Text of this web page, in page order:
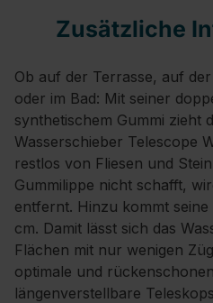
Zusätzliche
Ob auf der Terrasse, auf
oder im Bad: Mit seiner
synthetischem Gummi zieht
Wasserschieber Telescope
restlos von Fliesen und
Gummilippe nicht schafft,
entfernt. Hinzu kommt
cm. Damit lässt sich das
Flächen mit nur wenigen
optimale und
längenverstellbare